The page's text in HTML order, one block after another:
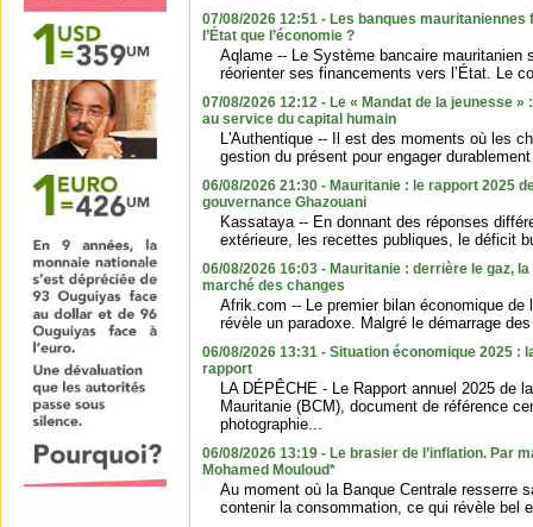
07/08/2026 12:51 - Les banques
l’État que l’économie ?
Aqlame -- Le Système bancaire mauritanien
réorienter ses financements vers l’État. Le
07/08/2026 12:12 - Le « Mandat de la jeunesse »
au service du capital humain
L'Authentique -- Il est des moments où les
gestion du présent pour engager
06/08/2026 21:30 - Mauritanie : le rapport 2025
gouvernance Ghazouani
Kassataya -- En donnant des réponses
extérieure, les recettes publiques, le déficit
06/08/2026 16:03 - Mauritanie : derrière le gaz,
marché des changes
Afrik.com -- Le premier bilan économique de
révèle un paradoxe. Malgré le démarrage
06/08/2026 13:31 - Situation économique 2025 :
rapport
LA DÉPÊCHE - Le Rapport annuel 2025 de
Mauritanie (BCM), document de référence
photographie...
06/08/2026 13:19 - Le brasier de l’inflation. Par
Mohamed Mouloud*
Au moment où la Banque Centrale resserre
contenir la consommation, ce qui révèle bel